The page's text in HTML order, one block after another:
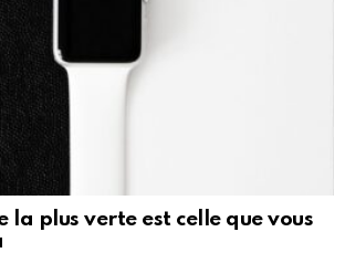
la plus verte est celle que vous